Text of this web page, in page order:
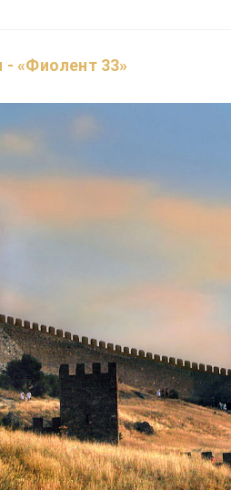
- «Фиолент 33»